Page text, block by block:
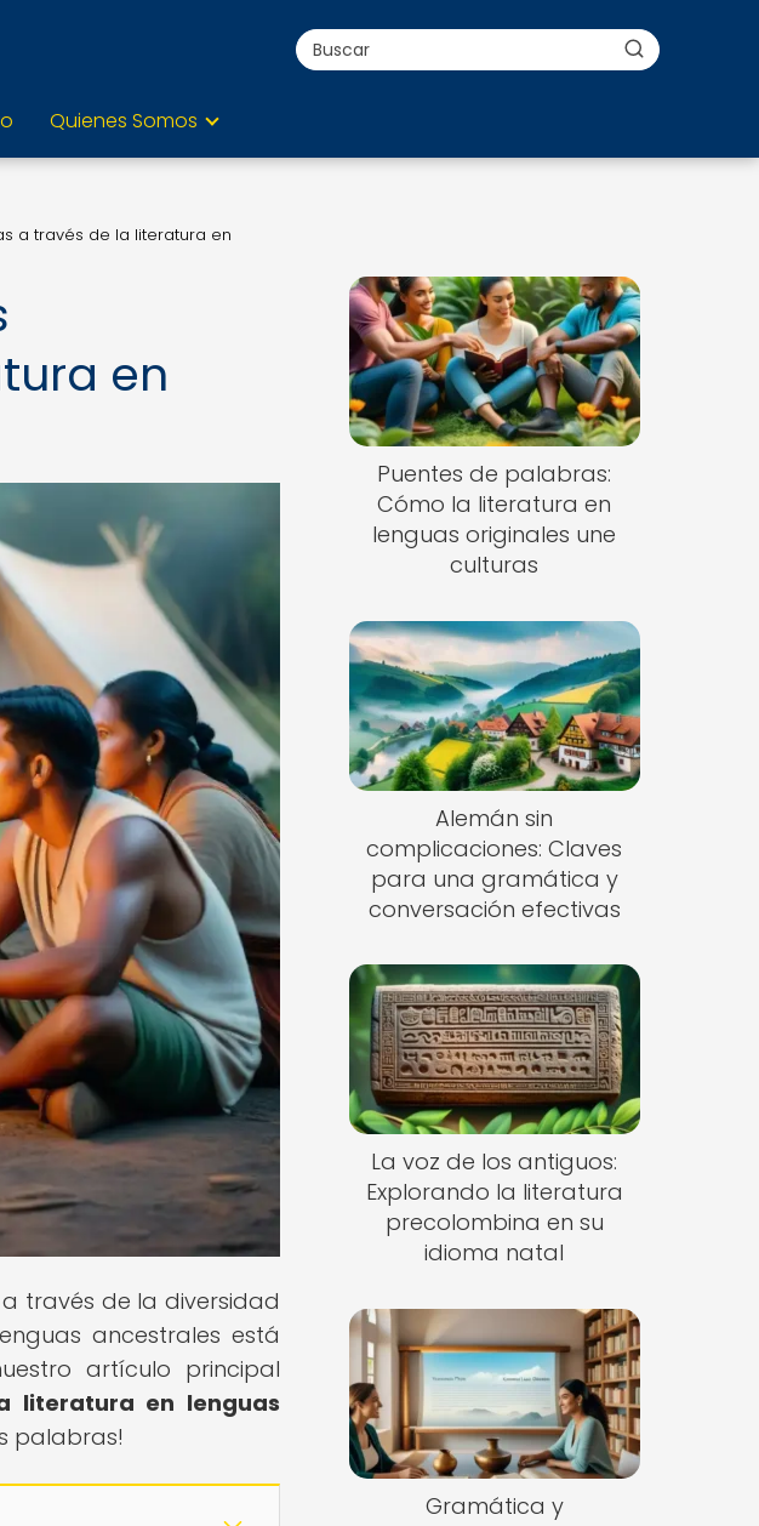
Quienes Somos
a través de la literatura en
en
través de la diversidad
ancestrales está
artículo principal
literatura en lenguas
palabras!
Puentes de palabras:
Cómo la literatura en
lenguas originales une
culturas
Alemán sin
complicaciones: Claves
para una gramática y
conversación efectivas
La voz de los antiguos:
Explorando la literatura
precolombina en su
idioma natal
Gramática y